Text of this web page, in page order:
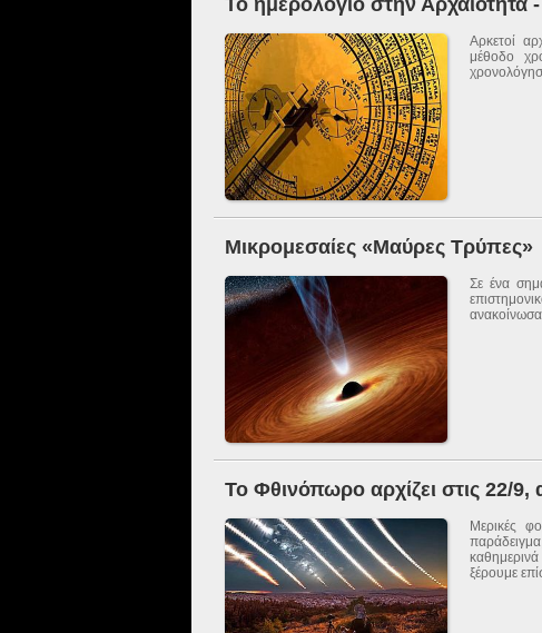
Αρκετοί
μέθοδο
Μικρομεσαίες «Μαύρες Τρύπες»
Σε ένα
Το Φθινόπωρο αρχίζει στις 22/9,
Μερικές
ξέρουμε